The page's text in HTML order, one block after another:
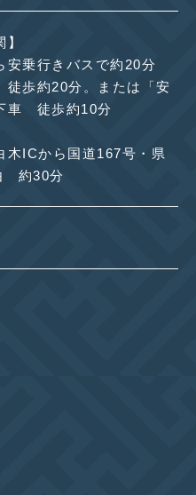
安乗行きバスで約20分
徒歩約20分。または「安
車 徒歩約10分
木ICから国道167号・県
約30分